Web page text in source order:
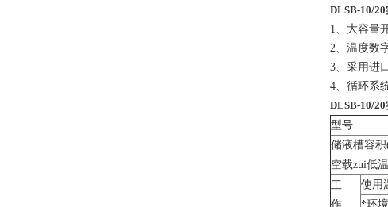
DLSB-10/
1、大容量
2、温度数
3、采用进
4、循环系
DLSB-10/
型号
储液槽容
空载zui低
工
作
使用
*环